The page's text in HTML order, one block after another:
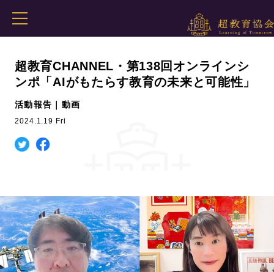
超教育CHANNEL・第138回オンラインシ
ンポ「AIがもたらす教育の未来と可能性」
活動報告｜動画
2024.1.19 Fri